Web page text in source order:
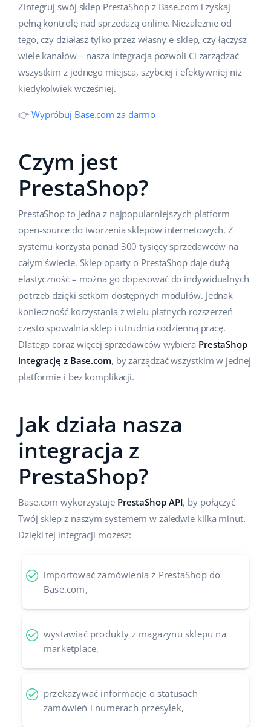
Sprzedaż na marketplace
Automatyzacja procesów
Zarządzanie wysyłką
Obsługa klienta
Super Merchant
Responso
Base Analytics
Base Connect
Base Store
Base Courier
Dom i ogród
Dziecko
Motoryzacja
Supermarket
Moda
Pomoc
Akademia
Usługi
Konsultacje i szkolenia
Audyt konta
Konfiguracja konta
Inne
Case Study
Kalkulator korzyści
Kontakt
Odwiedź nas na:
english (US)
english (GB)
english (IN)
čeština
deutsch
español (AR)
Français
Italiano
polski
português (BR)
română
中文
Zintegruj swój sklep PrestaShop z Base.com i zyskaj
pełną kontrolę nad sprzedażą online. Niezależnie od
tego, czy działasz tylko przez własny e-sklep, czy łączysz
wiele kanałów – nasza integracja pozwoli Ci zarządzać
wszystkim z jednego miejsca, szybciej i efektywniej niż
kiedykolwiek wcześniej.
👉Wypróbuj Base.com za darmo
Czym jest
PrestaShop?
PrestaShop to jedna z najpopularniejszych platform
open-source do tworzenia sklepów internetowych. Z
systemu korzysta ponad 300 tysięcy sprzedawców na
całym świecie. Sklep oparty o PrestaShop daje dużą
elastyczność – można go dopasować do indywidualnych
potrzeb dzięki setkom dostępnych modułów. Jednak
konieczność korzystania z wielu płatnych rozszerzeń
często spowalnia sklep i utrudnia codzienną pracę.
Dlatego coraz więcej sprzedawców wybiera PrestaShop
integrację z Base.com, by zarządzać wszystkim w jednej
platformie i bez komplikacji.
Jak działa nasza
integracja z
PrestaShop?
Base.com wykorzystuje PrestaShop API, by połączyć
Twój sklep z naszym systemem w zaledwie kilka minut.
Dzięki tej integracji możesz:
importować zamówienia z PrestaShop do
Base.com,
wystawiać produkty z magazynu sklepu na
marketplace,
przekazywać informacje o statusach
zamówień i numerach przesyłek,